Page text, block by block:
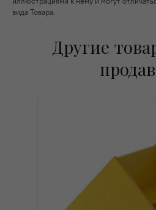
вида Товара.
Другие